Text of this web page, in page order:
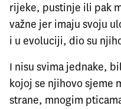
rijeke, pustinje ili pak
važne jer imaju svoju
i u evoluciji, dio su
I nisu svima jednake,
kojoj se njihovo sjeme
strane, mnogim